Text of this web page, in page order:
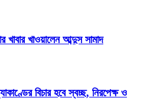
খাবার খাওয়ালেন আব্দুস সামাদ
বিচার হবে স্বচ্ছ, নিরপেক্ষ ও